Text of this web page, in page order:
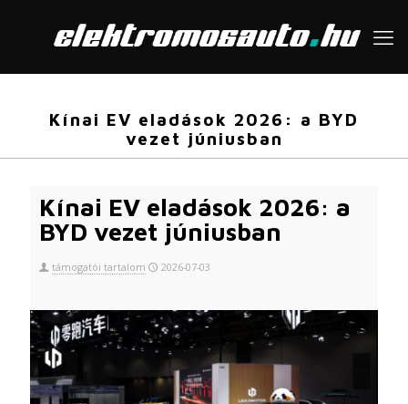
Kínai EV eladások 2026: a BYD
vezet júniusban
Kínai EV eladások 2026: a
BYD vezet júniusban
támogatói tartalom 2026-07-03